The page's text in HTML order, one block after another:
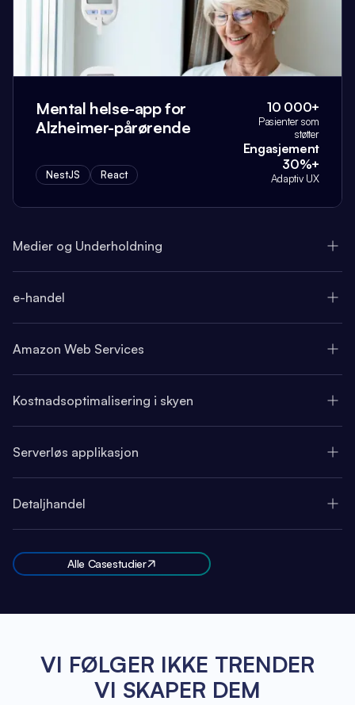
Mental helse-app for
Alzheimer-pårørende
NestJS React
10 000+
Pasienter som
støtter
Engasjement
30%+
Adaptiv UX
Medier og Underholdning
e-handel
Amazon Web Services
Kostnadsoptimalisering i skyen
Serverløs applikasjon
Detaljhandel
Alle Casestudier
VI FØLGER IKKE TRENDER
VI SKAPER DEM